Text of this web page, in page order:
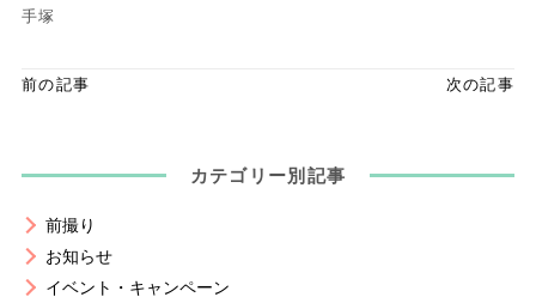
手塚
前の記事 次の記事
カテゴリー別記事
前撮り
お知らせ
イベント・キャンペーン